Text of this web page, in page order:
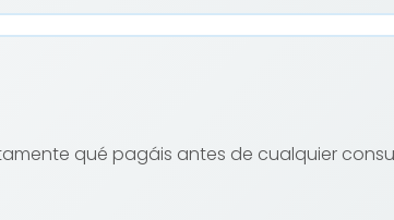
qué pagáis antes de cualquier